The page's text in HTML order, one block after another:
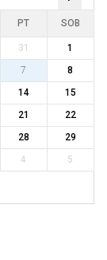
PT SOB
31
1
7
8
14
15
21
22
28
29
4 5